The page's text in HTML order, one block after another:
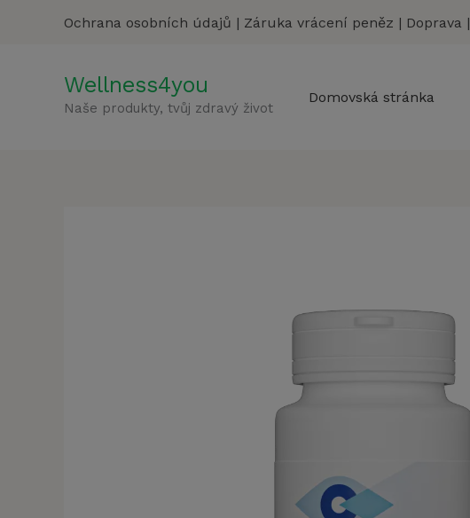
Ochrana osobních údajů | Záruka vrácení peněz | Doprava |
Wellness4you
Naše produkty, tvůj zdravý život
Domovská stránka